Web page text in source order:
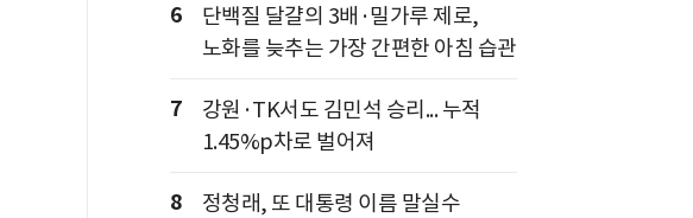
6
단백질 달걀의 3배·밀가루 제로,
노화를 늦추는 가장 간편한 아침 습관
7
강원·TK서도 김민석 승리... 누적
1.45%p차로 벌어져
8
정청래, 또 대통령 이름 말실수